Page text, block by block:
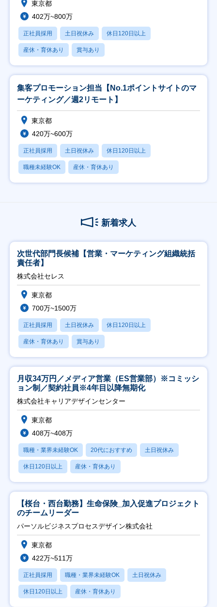
東京都
402万~800万
正社員採用 土日祝休み 休日120日以上
産休・育休あり 賞与あり
集客プロモーション担当【No.1ポイントサイトのマ
ーケティング／週2リモート】
東京都
420万~600万
正社員採用 土日祝休み 休日120日以上
職種未経験OK 産休・育休あり
新着求人
次世代部門長候補【営業・マーケティング組織統括
責任者】
株式会社セレス
東京都
700万~1500万
正社員採用 土日祝休み 休日120日以上
産休・育休あり 賞与あり
月収34万円／メディア営業（ES営業部）※コミッシ
ョン制／契約社員※4年目以降無期化
株式会社キャリアデザインセンター
東京都
408万~408万
職種・業界未経験OK 20代におすすめ 土日祝休み
休日120日以上 産休・育休あり
【桜台・西台勤務】生命保険_加入促進プロジェクト
のチームリーダー
パーソルビジネスプロセスデザイン株式会社
東京都
422万~511万
正社員採用 職種・業界未経験OK 土日祝休み
休日120日以上 産休・育休あり